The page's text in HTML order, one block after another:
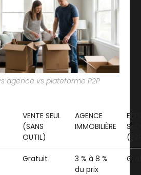
agence vs plateforme P2P
VENTE SEUL
(SANS
OUTIL)
AGENCE
IMMOBILIÈRE
Gratuit
3 % à 8 %
du prix